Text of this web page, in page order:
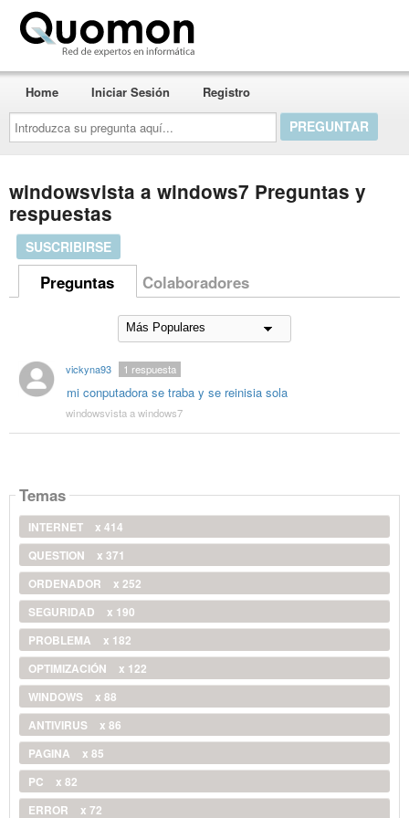
Introduzca
su
pregunta
aquí...
Home Iniciar Sesión Registro
windowsvista a windows7 Preguntas y
respuestas
SUSCRIBIRSE
Preguntas Colaboradores
vickyna93
mi conputadora se traba y se reinisia sola
1 respuesta
windowsvista a windows7
Temas
INTERNET
x 414
QUESTION
x 371
ORDENADOR
x 252
SEGURIDAD
x 190
PROBLEMA
x 182
OPTIMIZACIÓN
x 122
WINDOWS
x 88
ANTIVIRUS
x 86
PAGINA
x 85
PC
x 82
ERROR
x 72